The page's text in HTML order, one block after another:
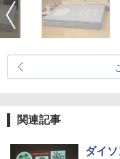
関連記事
ダイ